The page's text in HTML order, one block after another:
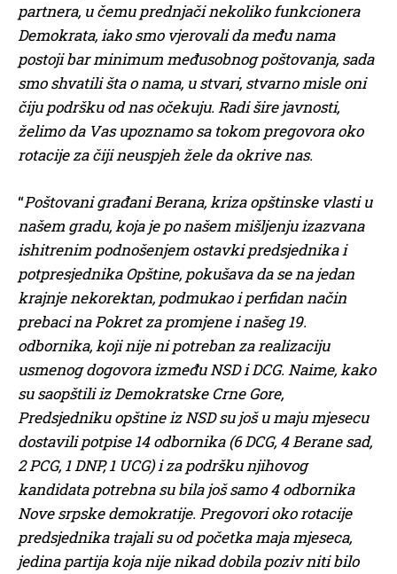
partnera, u čemu prednjači nekoliko funkcionera
Demokrata, iako smo vjerovali da među nama
postoji bar minimum međusobnog poštovanja, sada
smo shvatili šta o nama, u stvari, stvarno misle oni
čiju podršku od nas očekuju. Radi šire javnosti,
želimo da Vas upoznamo sa tokom pregovora oko
rotacije za čiji neuspjeh žele da okrive nas.
“Poštovani građani Berana, kriza opštinske vlasti u
našem gradu, koja je po našem mišljenju izazvana
ishitrenim podnošenjem ostavki predsjednika i
potpresjednika Opštine, pokušava da se na jedan
krajnje nekorektan, podmukao i perfidan način
prebaci na Pokret za promjene i našeg 19.
odbornika, koji nije ni potreban za realizaciju
usmenog dogovora između NSD i DCG. Naime, kako
su saopštili iz Demokratske Crne Gore,
Predsjedniku opštine iz NSD su još u maju mjesecu
dostavili potpise 14 odbornika (6 DCG, 4 Berane sad,
2 PCG, 1 DNP, 1 UCG) i za podršku njihovog
kandidata potrebna su bila još samo 4 odbornika
Nove srpske demokratije. Pregovori oko rotacije
predsjednika trajali su od početka maja mjeseca,
jedina partija koja nije nikad dobila poziv niti bilo